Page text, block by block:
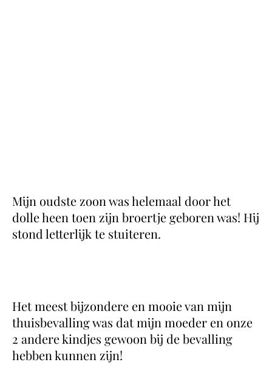
Het meest bijzondere en mooie van mijn
thuisbevalling was dat mijn moeder en onze
2 andere kindjes gewoon bij de bevalling
hebben kunnen zijn!
Mijn oudste zoon was helemaal door het
dolle heen toen zijn broertje geboren was! Hij
stond letterlijk te stuiteren.